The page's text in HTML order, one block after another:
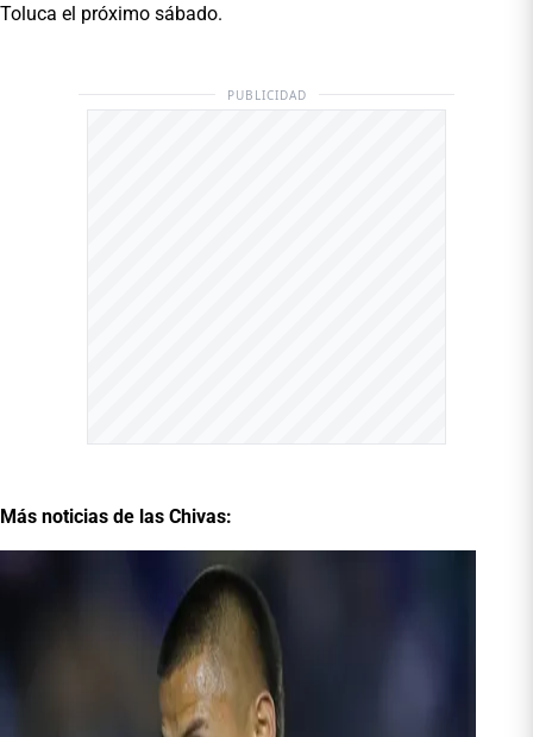
Toluca el próximo sábado.
PUBLICIDAD
Más noticias de las Chivas: